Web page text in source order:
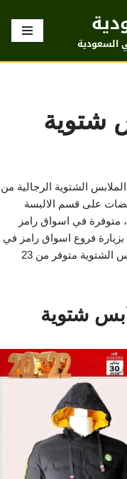
السعودية
شتوية
الشتوية الرجالية من
على قسم الالبسة
، متوفرة في اسواق رامز
فروع اسواق رامز في
منطقة الرياض داخل المملكة , عروض الملابس الشتوية متوفر من 23
شتوية